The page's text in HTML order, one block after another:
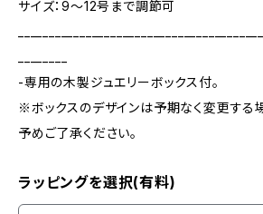
サイズ：9～12号まで調節可
-専用の木製ジュエリーボックス付。
※ボックスのデザインは予期なく変更する
予めご了承ください。
ラッピングを選択(有料)